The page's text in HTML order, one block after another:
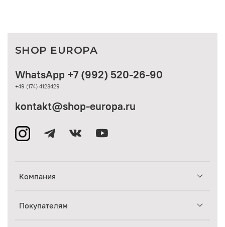
Компания
Покупателям
WhatsApp +7 (992) 520-26-90
+49 (174) 4128429
kontakt@shop-europa.ru
SHOP EUROPA